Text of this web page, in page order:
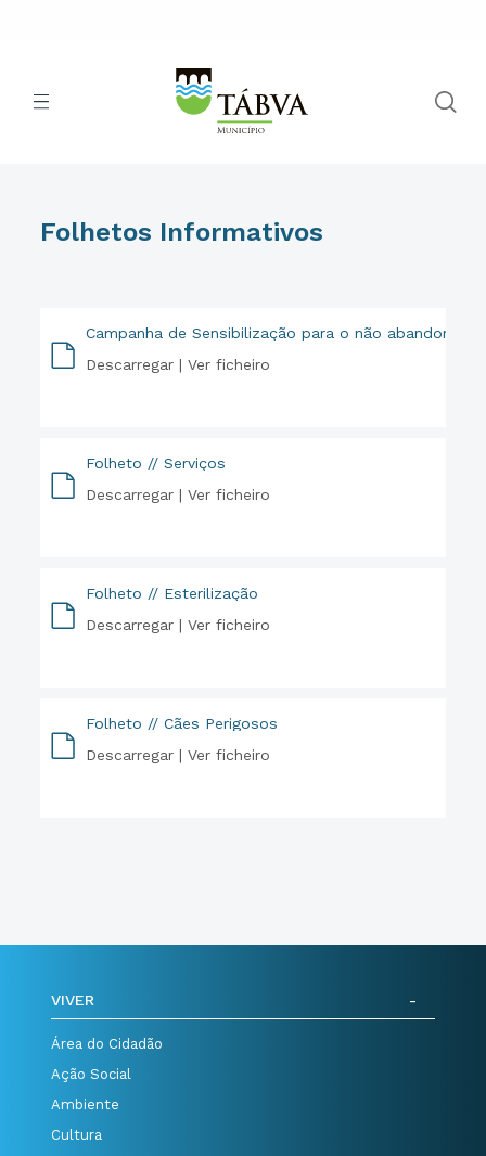
Folhetos Informativos
Campanha de Sensibilização para o não abandono
Descarregar |Ver ficheiro
Folheto // Serviços
Descarregar |Ver ficheiro
Folheto // Esterilização
Descarregar |Ver ficheiro
Folheto // Cães Perigosos
Descarregar |Ver ficheiro
VIVER
Área do Cidadão
Ação Social
Ambiente
Cultura